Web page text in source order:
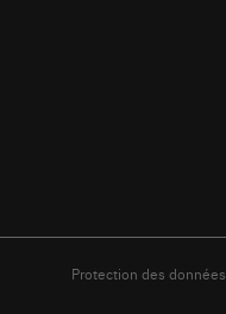
Protection des données